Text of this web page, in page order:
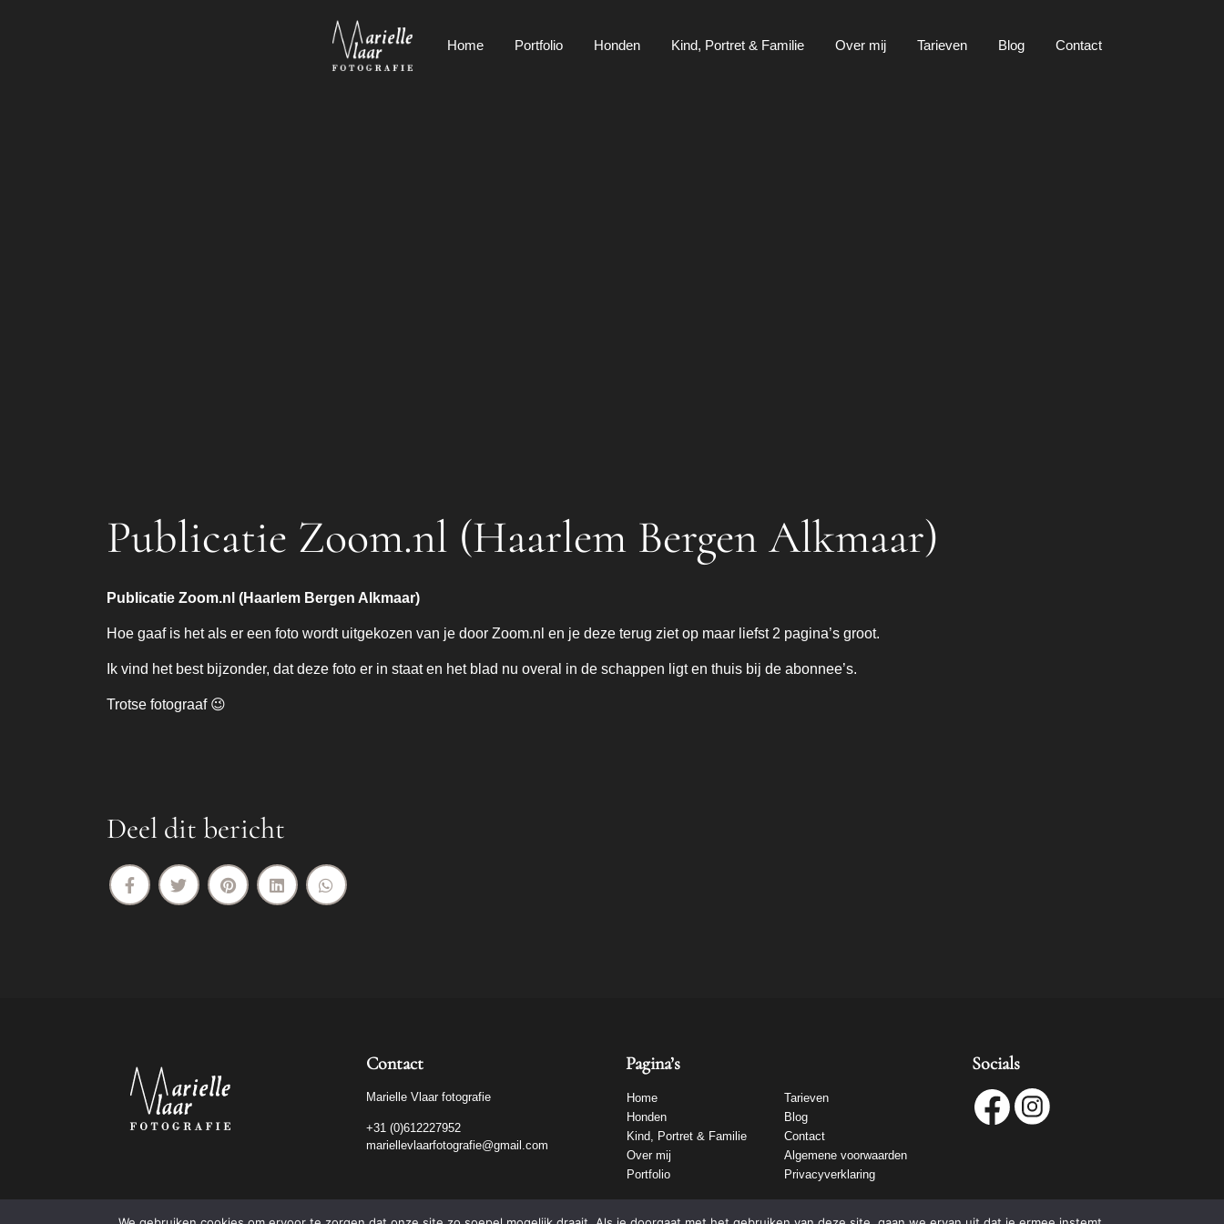
Home Portfolio Honden Kind, Portret & Familie Over mij Tarieven Blog Contact
Publicatie Zoom.nl (Haarlem Bergen Alkmaar)
Publicatie Zoom.nl (Haarlem Bergen Alkmaar)
Hoe gaaf is het als er een foto wordt uitgekozen van je door Zoom.nl en je deze terug ziet op maar liefst 2 pagina’s groot.
Ik vind het best bijzonder, dat deze foto er in staat en het blad nu overal in de schappen ligt en thuis bij de abonnee’s.
Trotse fotograaf 😉
Deel dit bericht
Contact
Marielle Vlaar fotografie
+31 (0)612227952
mariellevlaarfotografie@gmail.com
Pagina’s
Home
Tarieven
Honden
Blog
Kind, Portret & Familie
Contact
Over mij
Algemene voorwaarden
Portfolio
Privacyverklaring
Socials